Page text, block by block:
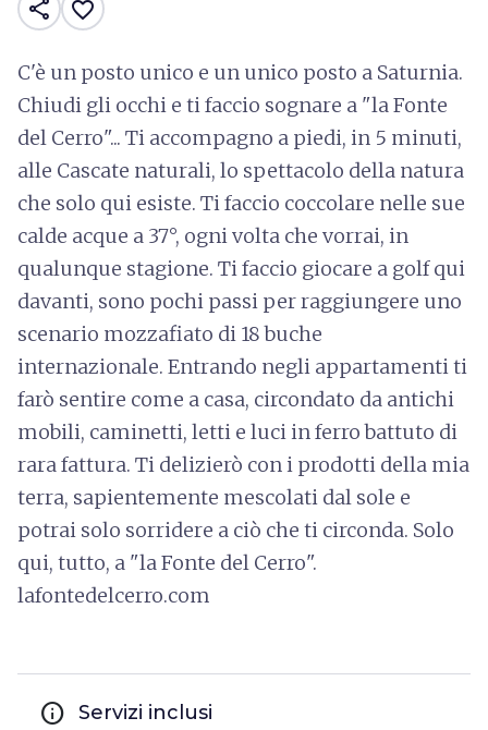
share favorite_border
C'è un posto unico e un unico posto a Saturnia.
Chiudi gli occhi e ti faccio sognare a "la Fonte
del Cerro"... Ti accompagno a piedi, in 5 minuti,
alle Cascate naturali, lo spettacolo della natura
che solo qui esiste. Ti faccio coccolare nelle sue
calde acque a 37°, ogni volta che vorrai, in
qualunque stagione. Ti faccio giocare a golf qui
davanti, sono pochi passi per raggiungere uno
scenario mozzafiato di 18 buche
internazionale. Entrando negli appartamenti ti
farò sentire come a casa, circondato da antichi
mobili, caminetti, letti e luci in ferro battuto di
rara fattura. Ti delizierò con i prodotti della mia
terra, sapientemente mescolati dal sole e
potrai solo sorridere a ciò che ti circonda. Solo
qui, tutto, a "la Fonte del Cerro".
lafontedelcerro.com
info Servizi inclusi